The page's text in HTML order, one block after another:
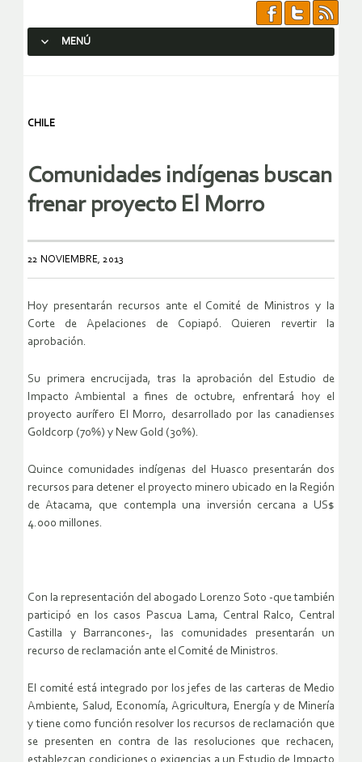
MENÚ
CHILE
Comunidades indígenas buscan
frenar proyecto El Morro
22 NOVIEMBRE, 2013
Hoy presentarán recursos ante el Comité de Ministros y la
Corte de Apelaciones de Copiapó. Quieren revertir la
aprobación.
Su primera encrucijada, tras la aprobación del Estudio de
Impacto Ambiental a fines de octubre, enfrentará hoy el
proyecto aurífero El Morro, desarrollado por las canadienses
Goldcorp (70%) y New Gold (30%).
Quince comunidades indígenas del Huasco presentarán dos
recursos para detener el proyecto minero ubicado en la Región
de Atacama, que contempla una inversión cercana a US$
4.000 millones.
Con la representación del abogado Lorenzo Soto -que también
participó en los casos Pascua Lama, Central Ralco, Central
Castilla y Barrancones-, las comunidades presentarán un
recurso de reclamación ante el Comité de Ministros.
El comité está integrado por los jefes de las carteras de Medio
Ambiente, Salud, Economía, Agricultura, Energía y de Minería
y tiene como función resolver los recursos de reclamación que
se presenten en contra de las resoluciones que rechacen,